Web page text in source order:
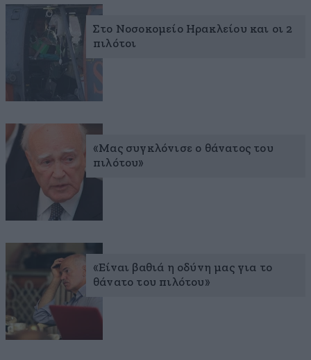
Στο Νοσοκομείο Ηρακλείου και οι 2
πιλότοι
«Μας συγκλόνισε ο θάνατος του
πιλότου»
«Είναι βαθιά η οδύνη μας για το
θάνατο του πιλότου»